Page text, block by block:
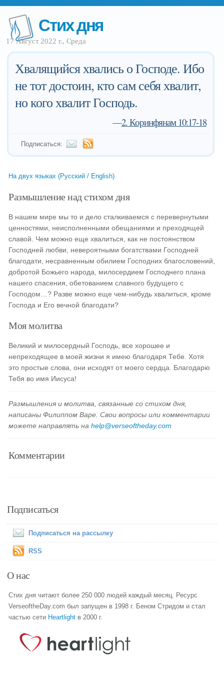
Стих дня
17 Август 2022 г., Среда
Хвалящийся хвались о Господе. Ибо
не тот достоин, кто сам себя хвалит,
но кого хвалит Господь.
—2. Коринфянам 10:17-18
Подписаться:
На двух языках (Русский / English)
Размышление над стихом дня
В нашем мире мы то и дело сталкиваемся с перевернутыми
ценностями, неисполненными обещаниями и преходящей
славой. Чем можно еще хвалиться, как не постоянством
Господней любви, невероятными богатствами Господней
благодати, несравненным обилием Господних благословений,
добротой Божьего народа, милосердием Господнего плана
нашего спасения, обетованием славного будущего с
Господом…? Разве можно еще чем-нибудь хвалиться, кроме
Господа и Его вечной благодати?
Моя молитва
Великий и милосердный Господь, все хорошее и
непреходящее в моей жизни я имею благодаря Тебе. Хотя
это простые слова, они исходят от моего сердца. Благодарю
Тебя во имя Иисуса!
Размышления и молитва, связанные со стихом дня,
написаны Филиппом Варе. Свои вопросы или комментарии
можете направлять наhelp@verseoftheday.com
Комментарии
Подписаться
Подписаться на рассылку
RSS
О нас
Стих дня читают более 250 000 людей каждый месяц. Ресурс
VerseoftheDay.com был запущен в 1998 г. Беном Стридом и стал
частью сети Heartlight в 2000 г.